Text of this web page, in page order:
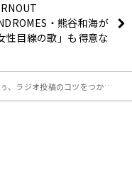
・熊谷和海が
性目線の歌」も得意な
６日レポート
、ラジオ投稿のコツをつかむ！？